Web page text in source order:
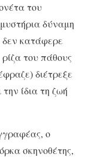
του
δύναμη
δεν κατάφερε
του πάθους
διέτρεξε
ίδια τη ζωή
ο
σκηνοθέτης,